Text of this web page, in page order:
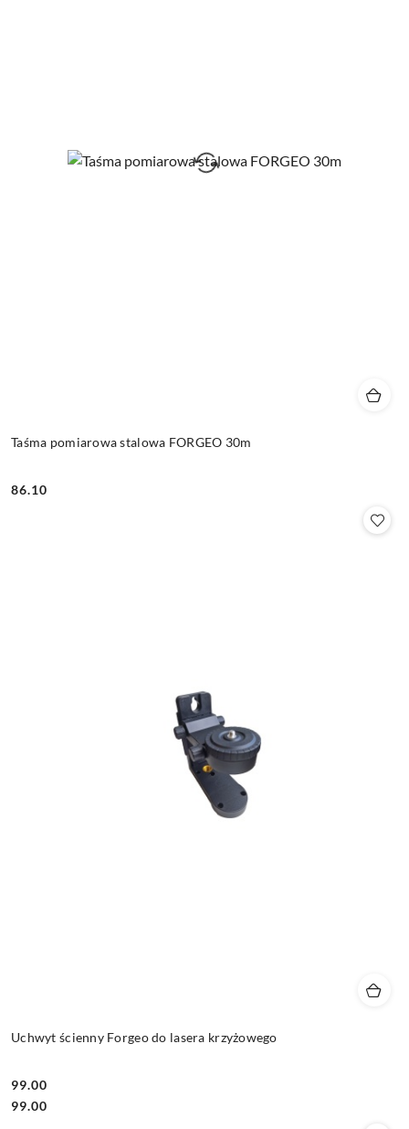
Taśma pomiarowa stalowa FORGEO 30m
Cena:
86.10
Uchwyt ścienny Forgeo do lasera krzyżowego
Cena:
99.00
Cena:
99.00